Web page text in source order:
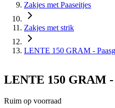
Zakjes met Paaseitjes
Zakjes met strik
LENTE 150 GRAM -
LENTE 150 GRAM -
Ruim op voorraad